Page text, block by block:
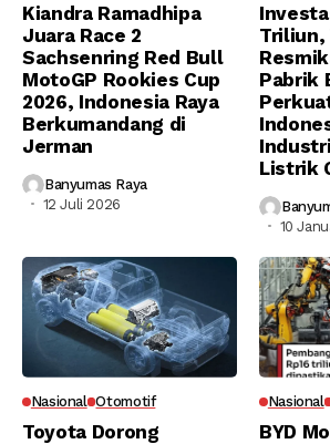
Kiandra Ramadhipa
Juara Race 2
Sachsenring Red Bull
MotoGP Rookies Cup
2026, Indonesia Raya
Berkumandang di
Jerman
Banyumas Raya
12 Juli 2026
Triliun,
Pabrik
Listrik
10
Nasional Otomotif
Toyota Dorong
Nasional
BYD